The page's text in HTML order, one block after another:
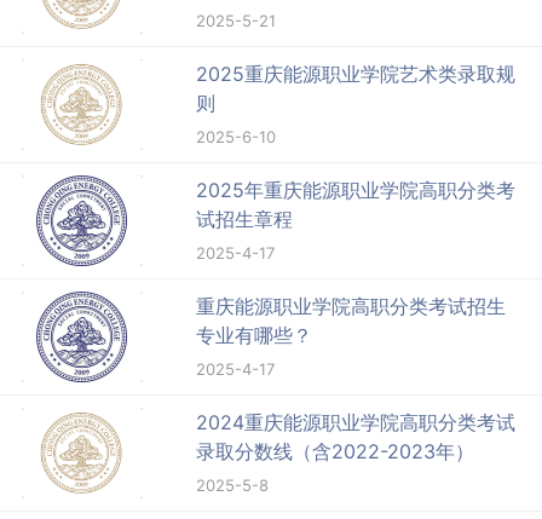
2025-5-21
2025重庆能源职业学院艺术类录取规
则
2025-6-10
2025年重庆能源职业学院高职分类考
试招生章程
2025-4-17
重庆能源职业学院高职分类考试招生
专业有哪些？
2025-4-17
2024重庆能源职业学院高职分类考试
录取分数线（含2022-2023年）
2025-5-8